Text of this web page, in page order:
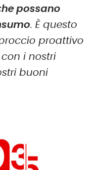
possano
. È questo
proattivo
i nostri
buoni